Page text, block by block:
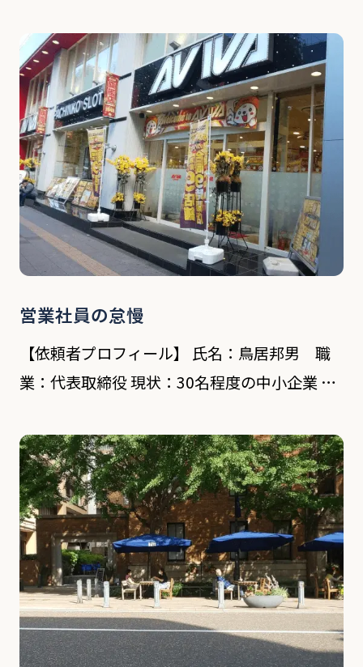
名：金澤聡 年齢：40歳 職業：取締役(営業担
当) 依頼内容 独立前に勤めていた会社の […]
営業社員の怠慢
【依頼者プロフィール】 氏名：鳥居邦男 職
業：代表取締役 現状：30名程度の中小企業 依
間勤める、野田哲郎氏(43歳)は主に営業業務を
行っている。入社当初から目立った問題があっ
[…]